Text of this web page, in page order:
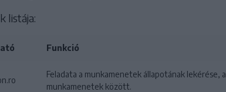
listája:
Funkció
Feladata a munkamenetek állapotának lekérése, a
munkamenetek között.